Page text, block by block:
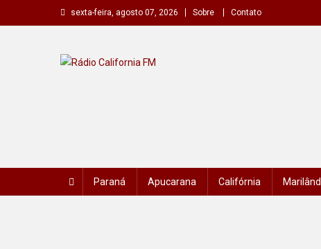
to
sexta-feira, agosto 07, 2026 Sobre Contato
Paraná Apucarana Califórnia